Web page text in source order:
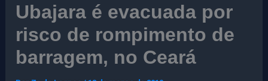
Ubajara é evacuada por
risco de rompimento de
barragem, no Ceará